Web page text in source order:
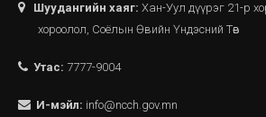
Шуудангийн хаяг: Хан-Уул дүүрэг 21-р
хороолол, Соёлын Өвийн Үндэсний Төв
Утас: 7777-9004
И-мэйл: info@ncch.gov.mn